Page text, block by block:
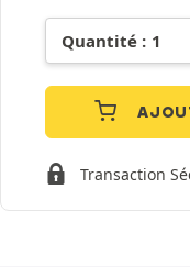
Transaction